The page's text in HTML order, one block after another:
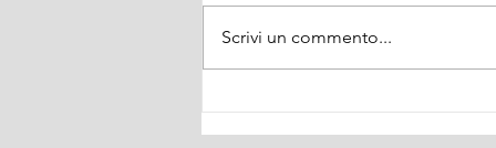
Scrivi un commento...